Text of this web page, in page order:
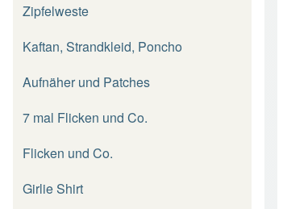
Zipfelweste
Kaftan, Strandkleid, Poncho
Aufnäher und Patches
7 mal Flicken und Co.
Flicken und Co.
Girlie Shirt